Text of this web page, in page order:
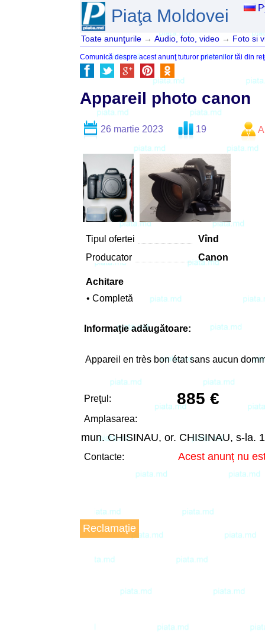
Piaţa Moldovei
Toate anunţurile → Audio, foto, video → Foto si
Comunică despre acest anunţ tuturor prietenilor tăi din
Appareil photo canon
26 martie 2023 19
Tipul ofertei
Vînd
Producator
Canon
Achitare
• Completă
Informaţie adăugătoare:
Appareil en très bon état sans aucun
Preţul: 885 €
Amplasarea:
mun. CHISINAU, or. CHISINAU, s-la.
Contacte: Acest anunț nu
Reclamaţie